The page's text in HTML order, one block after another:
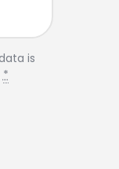
is
*